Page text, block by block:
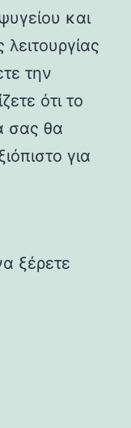
και
την
ότι το
σας θα
για
ξέρετε